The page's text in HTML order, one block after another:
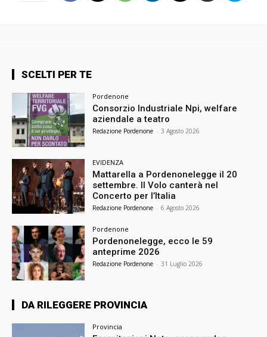
SCELTI PER TE
Pordenone
Consorzio Industriale Npi, welfare
aziendale a teatro
Redazione Pordenone - 3 Agosto 2026
EVIDENZA
Mattarella a Pordenonelegge il 20
settembre. Il Volo canterà nel
Concerto per l’Italia
Redazione Pordenone - 6 Agosto 2026
Pordenone
Pordenonelegge, ecco le 59
anteprime 2026
Redazione Pordenone - 31 Luglio 2026
DA RILEGGERE PROVINCIA
Provincia